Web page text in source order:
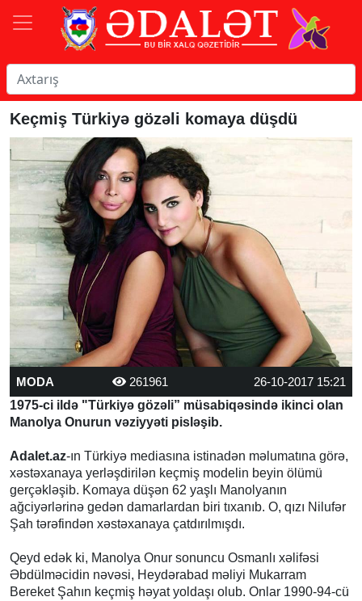
Keçmiş Türkiyə gözəli komaya düşdü
MODA 261961
26-10-2017 15:21
1975-ci ildə "Türkiyə gözəli” müsabiqəsində ikinci olan
Manolya Onurun vəziyyəti pisləşib.
Adalet.az-ın Türkiyə mediasına istinadən məlumatına görə,
xəstəxanaya yerləşdirilən keçmiş modelin beyin ölümü
gerçəkləşib. Komaya düşən 62 yaşlı Manolyanın
ağciyərlərinə gedən damarlardan biri tıxanıb. O, qızı Nilufər
Şah tərəfindən xəstəxanaya çatdırılmışdı.
Qeyd edək ki, Manolya Onur sonuncu Osmanlı xəlifəsi
Əbdülməcidin nəvəsi, Heydərabad məliyi Mukarram
Bereket Şahın keçmiş həyat yoldaşı olub. Onlar 1990-94-cü